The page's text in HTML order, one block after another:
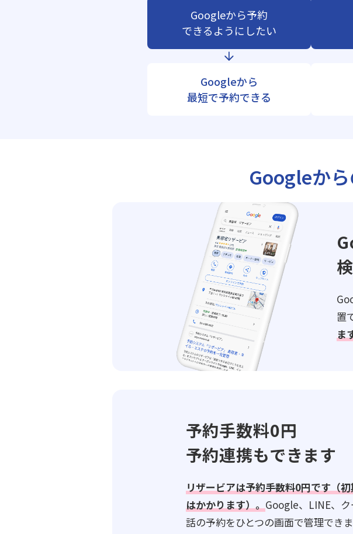
Googleから予約
できるようにしたい
Googleから
最短で予約できる
Googleか
置
ま
予約手数料0円
予約連携もできます
リザービアは予約手数料0円です（
はかかります）。 Google、LINE、
話の予約をひとつの画面で管理できま